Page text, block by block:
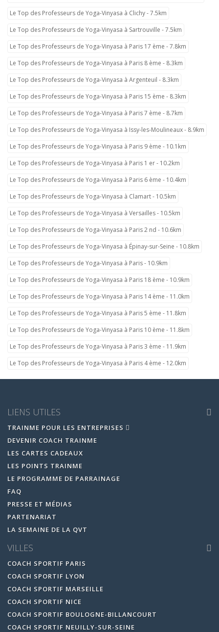
Le Top des Professeurs de Yoga-Vinyasa à Clichy - 7.5km
Le Top des Professeurs de Yoga-Vinyasa à Sartrouville - 7.5km
Le Top des Professeurs de Yoga-Vinyasa à Paris 17 ème - 7.8km
Le Top des Professeurs de Yoga-Vinyasa à Paris 8 ème - 8.3km
Le Top des Professeurs de Yoga-Vinyasa à Argenteuil - 8.3km
Le Top des Professeurs de Yoga-Vinyasa à Paris 15 ème - 8.3km
Le Top des Professeurs de Yoga-Vinyasa à Paris 7 ème - 8.7km
Le Top des Professeurs de Yoga-Vinyasa à Issy-les-Moulineaux - 8.9km
Le Top des Professeurs de Yoga-Vinyasa à Paris 9 ème - 10.1km
Le Top des Professeurs de Yoga-Vinyasa à Paris 1 er - 10.2km
Le Top des Professeurs de Yoga-Vinyasa à Paris 6 ème - 10.4km
Le Top des Professeurs de Yoga-Vinyasa à Clamart - 10.5km
Le Top des Professeurs de Yoga-Vinyasa à Versailles - 10.5km
Le Top des Professeurs de Yoga-Vinyasa à Paris 2 nd - 10.6km
Le Top des Professeurs de Yoga-Vinyasa à Épinay-sur-Seine - 10.8km
Le Top des Professeurs de Yoga-Vinyasa à Paris - 10.9km
Le Top des Professeurs de Yoga-Vinyasa à Paris 18 ème - 10.9km
Le Top des Professeurs de Yoga-Vinyasa à Paris 14 ème - 11.0km
Le Top des Professeurs de Yoga-Vinyasa à Paris 5 ème - 11.8km
Le Top des Professeurs de Yoga-Vinyasa à Paris 10 ème - 11.8km
Le Top des Professeurs de Yoga-Vinyasa à Paris 3 ème - 11.9km
Le Top des Professeurs de Yoga-Vinyasa à Paris 4 ème - 12.0km
LIENS UTILES
TRAINME POUR LES ENTREPRISES
DEVENIR COACH TRAINME
LES CARTES CADEAUX
LES POINTS TRAINME
LE PROGRAMME DE PARRAINAGE
FAQ
PRESSE ET MÉDIAS
PARTENARIAT
LA SEMAINE DE LA QVT
VILLES
COACH SPORTIF PARIS
COACH SPORTIF LYON
COACH SPORTIF MARSEILLE
COACH SPORTIF NICE
COACH SPORTIF BOULOGNE-BILLANCOURT
COACH SPORTIF NEUILLY-SUR-SEINE